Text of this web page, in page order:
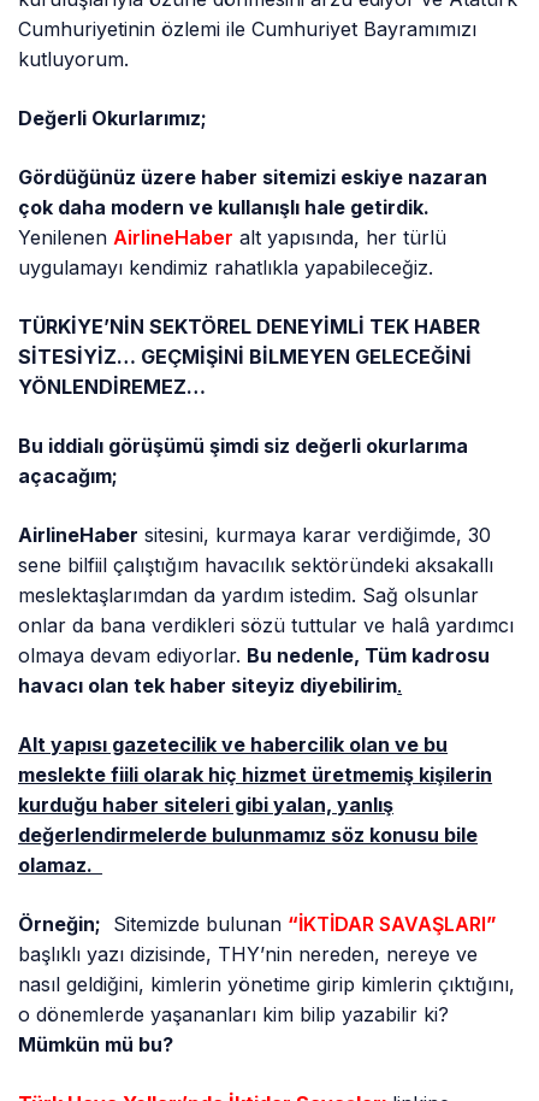
Cumhuriyetinin özlemi ile Cumhuriyet Bayramımızı
kutluyorum.
Değerli Okurlarımız;
Gördüğünüz üzere haber sitemizi eskiye nazaran
çok daha modern ve kullanışlı hale getirdik.
Yenilenen AirlineHaber alt yapısında, her türlü
uygulamayı kendimiz rahatlıkla yapabileceğiz.
TÜRKİYE’NİN SEKTÖREL DENEYİMLİ TEK HABER
SİTESİYİZ… GEÇMİŞİNİ BİLMEYEN GELECEĞİNİ
YÖNLENDİREMEZ…
Bu iddialı görüşümü şimdi siz değerli okurlarıma
açacağım;
AirlineHaber sitesini, kurmaya karar verdiğimde, 30
sene bilfiil çalıştığım havacılık sektöründeki aksakallı
meslektaşlarımdan da yardım istedim. Sağ olsunlar
onlar da bana verdikleri sözü tuttular ve halâ yardımcı
olmaya devam ediyorlar. Bu nedenle, Tüm kadrosu
havacı olan tek haber siteyiz diyebilirim.
Alt yapısı gazetecilik ve habercilik olan ve bu
meslekte fiili olarak hiç hizmet üretmemiş kişilerin
kurduğu haber siteleri gibi yalan, yanlış
değerlendirmelerde bulunmamız söz konusu bile
olamaz.
Örneğin; Sitemizde bulunan “İKTİDAR SAVAŞLARI”
başlıklı yazı dizisinde, THY’nin nereden, nereye ve
nasıl geldiğini, kimlerin yönetime girip kimlerin çıktığını,
o dönemlerde yaşananları kim bilip yazabilir ki?
Mümkün mü bu?